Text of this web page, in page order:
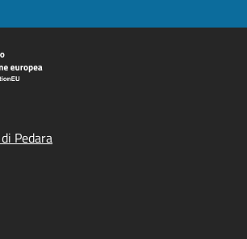
Pedara